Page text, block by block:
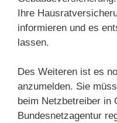
Ihre
informieren und es
lassen.
Des Weiteren ist es
anzumelden. Sie
beim Netzbetreiber in
Bundesnetzagentur